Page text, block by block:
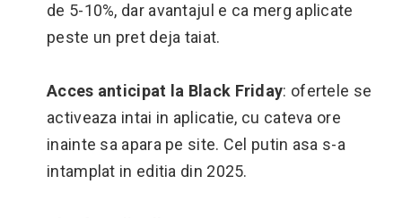
de 5-10%, dar avantajul e ca merg aplicate
peste un pret deja taiat.
Acces anticipat la Black Friday: ofertele se
activeaza intai in aplicatie, cu cateva ore
inainte sa apara pe site. Cel putin asa s-a
intamplat in editia din 2025.